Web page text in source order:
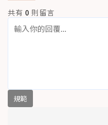
共有 0 則留言
規範